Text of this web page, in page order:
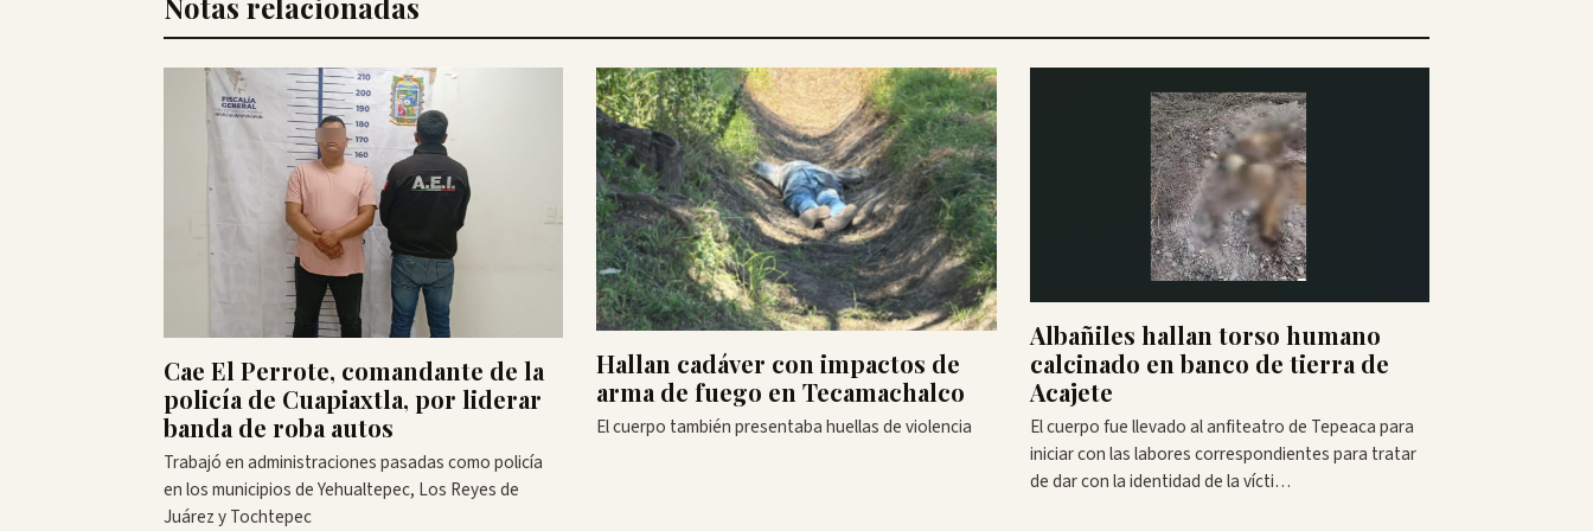
Cae El Perrote, comandante de la
policía de Cuapiaxtla, por liderar
banda de roba autos
Trabajó en administraciones pasadas como policía
en los municipios de Yehualtepec, Los Reyes de
Juárez y Tochtepec
Hallan cadáver con impactos de
arma de fuego en Tecamachalco
El cuerpo también presentaba huellas de violencia
Albañiles hallan torso humano
calcinado en banco de tierra de
Acajete
El cuerpo fue llevado al anfiteatro de Tepeaca para
iniciar con las labores correspondientes para tratar
de dar con la identidad de la vícti…